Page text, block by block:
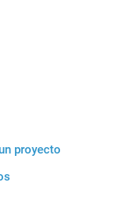
proyecto